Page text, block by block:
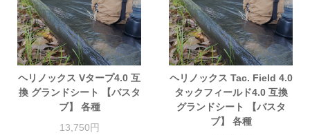
ヘリノックス Vタープ4.0 互
換 グランドシート 【バスタ
ブ】 各種
13,750円
ヘリノックス Tac. Field 4.0
タックフィールド4.0 互換
グランドシート 【バスタ
ブ】 各種